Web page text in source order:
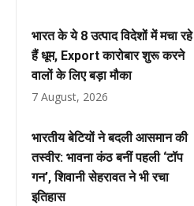
भारत के ये 8 उत्पाद विदेशों में मचा रहे
हैं धूम, Export कारोबार शुरू करने
वालों के लिए बड़ा मौका
7 August, 2026
भारतीय बेटियों ने बदली आसमान की
तस्वीर: भावना कंठ बनीं पहली ‘टॉप
गन’, शिवानी सेहरावत ने भी रचा
इतिहास